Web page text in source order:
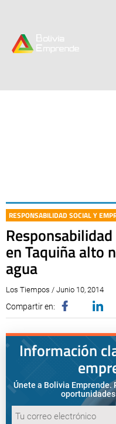
RESPONSABILIDAD SOCIAL Y
en Taquiña alto
agua
Los Tiempos / Junio 10, 2014
Compartir en:
Información
Únete a Bolivia Emprende.